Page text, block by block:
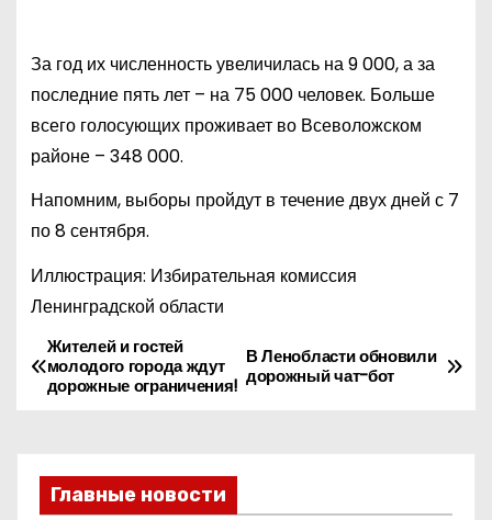
За год их численность увеличилась на 9 000, а за
последние пять лет – на 75 000 человек. Больше
всего голосующих проживает во Всеволожском
районе – 348 000.
Напомним, выборы пройдут в течение двух дней с 7
по 8 сентября.
Иллюстрация: Избирательная комиссия
Ленинградской области
Н
а
В Ленобласти обновили
дорожный чат-бот
Жителей и гостей
молодого города ждут
дорожные ограничения!
Главные новости